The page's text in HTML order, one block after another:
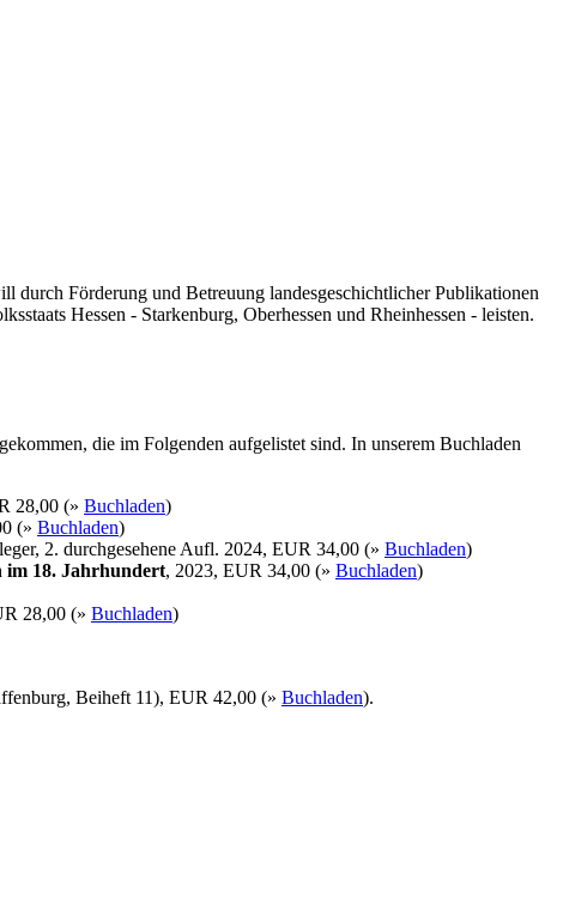
Förderung und Betreuung landesgeschichtlicher Publikationen
Hessen - Starkenburg, Oberhessen und Rheinhessen - leisten.
die im Folgenden aufgelistet sind. In unserem Buchladen
28,00 (» Buchladen)
(» Buchladen)
2. durchgesehene Aufl. 2024, EUR 34,00 (» Buchladen)
im 18. Jahrhundert, 2023, EUR 34,00 (» Buchladen)
28,00 (» Buchladen)
Beiheft 11), EUR 42,00 (» Buchladen).